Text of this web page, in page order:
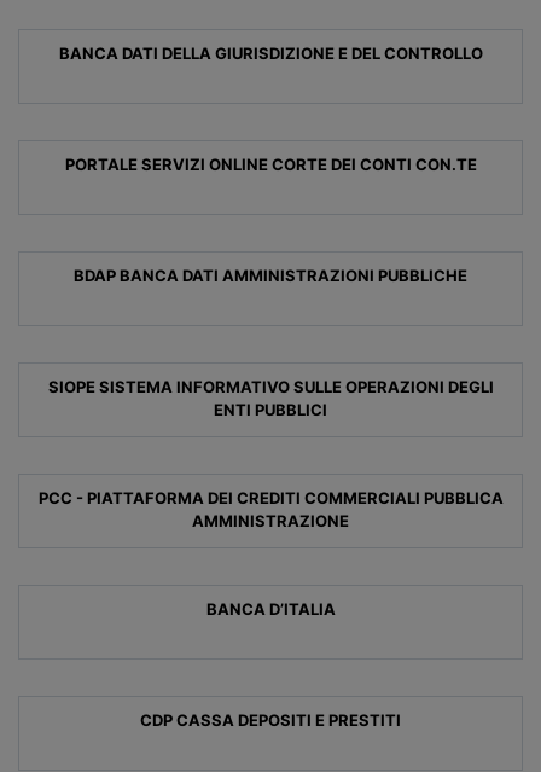
BANCA DATI DELLA GIURISDIZIONE E DEL CONTROLLO
PORTALE SERVIZI ONLINE CORTE DEI CONTI CON.TE
BDAP BANCA DATI AMMINISTRAZIONI PUBBLICHE
SIOPE SISTEMA INFORMATIVO SULLE OPERAZIONI DEGLI
ENTI PUBBLICI
PCC - PIATTAFORMA DEI CREDITI COMMERCIALI PUBBLICA
AMMINISTRAZIONE
BANCA D’ITALIA
CDP CASSA DEPOSITI E PRESTITI